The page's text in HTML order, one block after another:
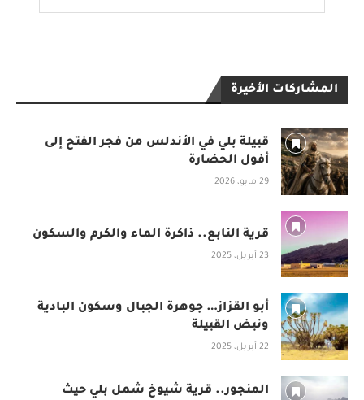
المشاركات الأخيرة
قبيلة بلي في الأندلس من فجر الفتح إلى
أفول الحضارة
29 مايو، 2026
قرية النابع.. ذاكرة الماء والكرم والسكون
23 أبريل، 2025
أبو القزاز… جوهرة الجبال وسكون البادية
ونبض القبيلة
22 أبريل، 2025
المنجور.. قرية شيوخ شمل بلي حيث